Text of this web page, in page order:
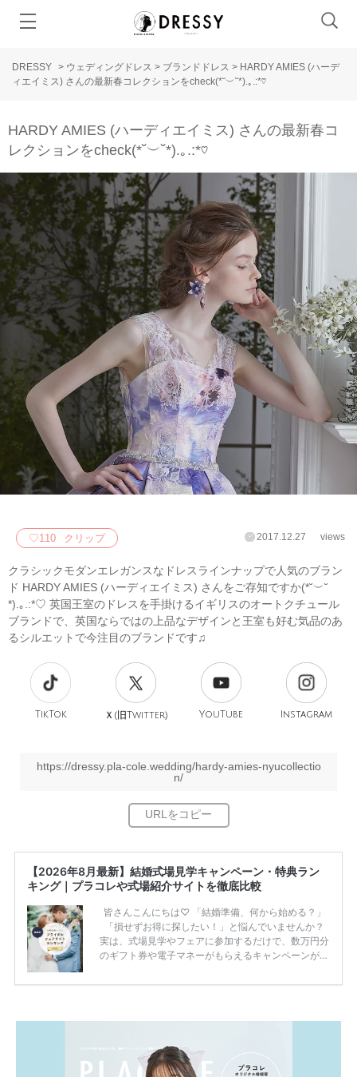
DRESSY > ウェディングドレス > ブランドドレス > HARDY AMIES (ハーデ
ィエイミス) さんの最新春コレクションをcheck(*˘︶˘*).｡.:*♡
HARDY AMIES (ハーディエイミス) さんの最新春コ
レクションをcheck(*˘︶˘*).｡.:*♡
♡110 クリップ 2017.12.27 views
クラシックモダンエレガンスなドレスラインナップで人気のブラン
ド HARDY AMIES (ハーディエイミス) さんをご存知ですか(*˘︶˘
*).｡.:*♡ 英国王室のドレスを手掛けるイギリスのオートクチュール
ブランドで、英国ならではの上品なデザインと王室も好む気品のあ
るシルエットで今注目のブランドです♫
TikTok Ｘ(旧Twitter) YouTube Instagram
https://dressy.pla-cole.wedding/hardy-amies-nyucollectio
n/
【2026年8月最新】結婚式場見学キャンペーン・特典ラン
キング｜プラコレや式場紹介サイトを徹底比較
皆さんこんにちは♡ 「結婚準備、何から始める？」
「損せずお得に探したい！」と悩んでいませんか？
実は、式場見学やフェアに参加するだけで、数万円分
のギフト券や電子マネーがもらえるキャンペーンがあ
ため、比較せずに選ぶと損をしてしまうことも……。
一番お得？」「プラコレの特典は？」といった疑問も
解決します。 まずは診断で候補を絞れる「ウェディ